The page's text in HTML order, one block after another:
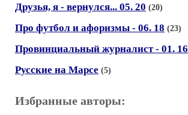
Друзья, я - вернулся... 05. 20 (20)
Про футбол и афоризмы - 06. 18 (23)
Провинциальный журналист - 01. 16
Русские на Марсе (5)
Избранные авторы: